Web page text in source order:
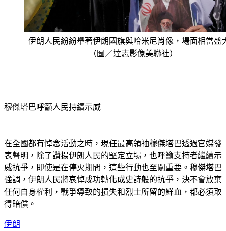
伊朗人民紛紛舉著伊朗國旗與哈米尼肖像，場面相當盛
（圖／達志影像美聯社）
穆傑塔巴呼籲人民持續示威
在全國都有悼念活動之時，現任最高領袖穆傑塔巴透過官媒發
表聲明，除了讚揚伊朗人民的堅定立場，也呼籲支持者繼續示
威抗爭，即使是在停火期間，這些行動也至關重要。穆傑塔巴
強調，伊朗人民將哀悼成功轉化成史詩般的抗爭，決不會放棄
任何自身權利，戰爭導致的損失和烈士所留的鮮血，都必須取
得賠償。
伊朗